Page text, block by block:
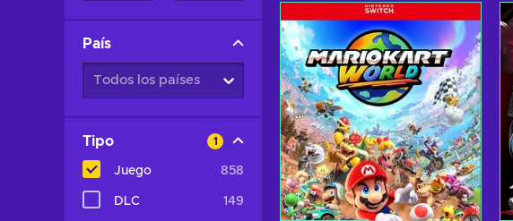
País
Todos los países
Tipo 1
Juego 858
DLC 149